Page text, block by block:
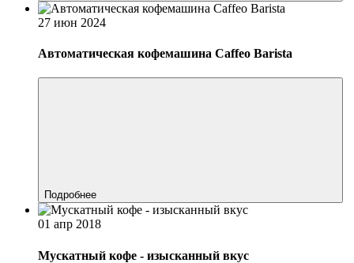
27 июн 2024
Автоматическая кофемашина Caffeo Barista
Подробнее
01 апр 2018
Мускатный кофе - изысканный вкус